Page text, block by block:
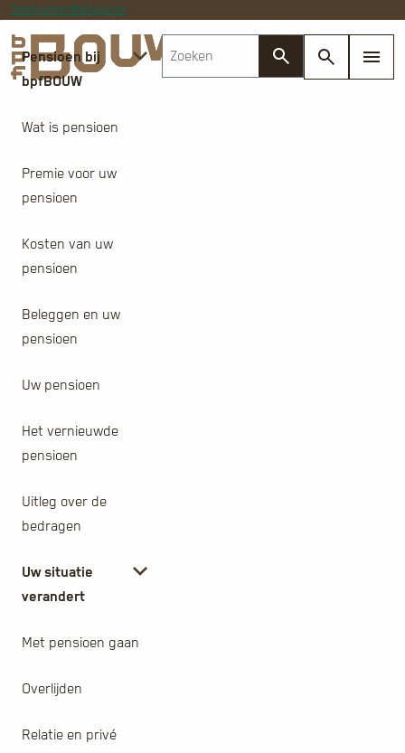
DeelnemerWerkgever
Pensioen bij
bpfBOUW
Wat is pensioen
Premie voor uw
pensioen
Kosten van uw
pensioen
Beleggen en uw
pensioen
Uw pensioen
Het vernieuwde
pensioen
Uitleg over de
bedragen
Uw situatie
verandert
Met pensioen gaan
Overlijden
Relatie en privé